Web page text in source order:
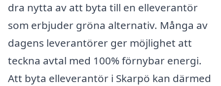
dra nytta av att byta till en elleverantör
som erbjuder gröna alternativ. Många av
dagens leverantörer ger möjlighet att
teckna avtal med 100% förnybar energi.
Att byta elleverantör i Skarpö kan därmed